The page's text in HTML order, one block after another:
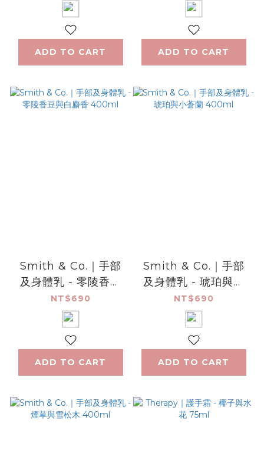
ADD TO CART ADD TO CART
Smith & Co.｜手部
及身體乳 - 零陵香豆
與白麝香 400ml
NT$690
ADD TO CART
Smith & Co.｜手部
及身體乳 - 琥珀與小
蒼蘭 400ml
NT$690
ADD TO CART